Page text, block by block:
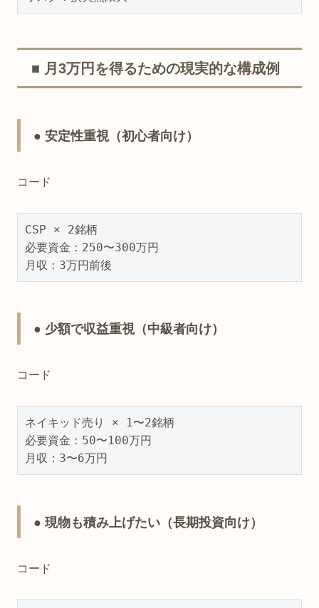
■ 月3万円を得るための現実的な構成例
● 安定性重視（初心者向け）
コード
CSP × 2銘柄
必要資金：250〜300万円
月収：3万円前後
● 少額で収益重視（中級者向け）
コード
ネイキッド売り × 1〜2銘柄
必要資金：50〜100万円
月収：3〜6万円
● 現物も積み上げたい（長期投資向け）
コード